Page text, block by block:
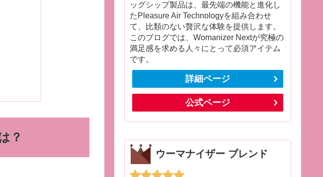
？
ッグシップ製品は、最先端の機能と進化し
たPleasure Air Technologyを組み合わせ
て、比類のない贅沢な体験を提供します。
このブログでは、Womanizer Nextが究極の
満足感を求める人々にとって必須アイテム
です。
詳細ページ
公式ページ
ウーマナイザー ブレンド